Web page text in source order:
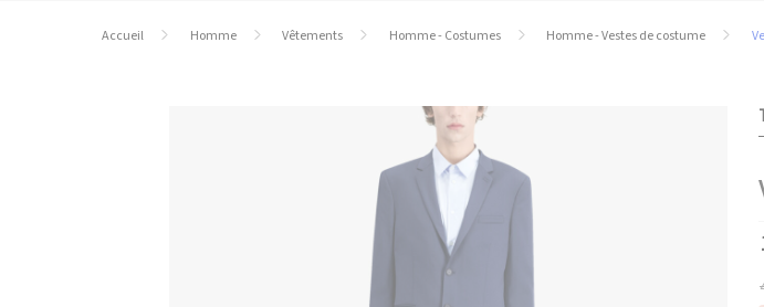
Accueil Homme Vêtements Homme - Costumes Homme - Vestes de costume